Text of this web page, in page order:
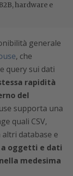
hardware e
generale
, che
query sui dati
rapidità
del
supporta una
quali CSV,
database e
oggetti e dati
medesima